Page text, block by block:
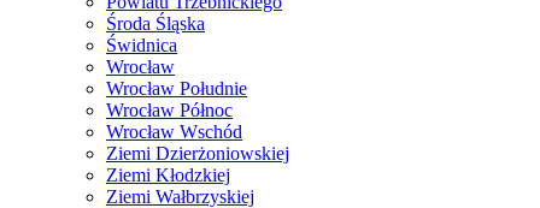
Środa Śląska
Świdnica
Wrocław
Wrocław Południe
Wrocław Północ
Wrocław Wschód
Ziemi Dzierżoniowskiej
Ziemi Kłodzkiej
Ziemi Wałbrzyskiej